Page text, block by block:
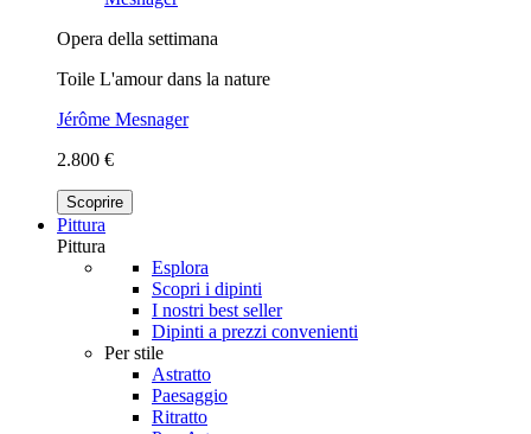
Opera della settimana
Toile L'amour dans la nature
Jérôme Mesnager
2.800 €
Scoprire
Pittura
Pittura
Esplora
Scopri i dipinti
I nostri best seller
Dipinti a prezzi convenienti
Per stile
Astratto
Paesaggio
Ritratto